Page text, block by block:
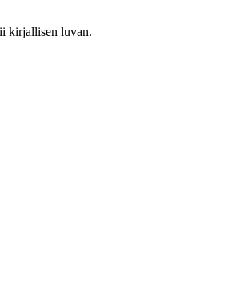
kirjallisen luvan.